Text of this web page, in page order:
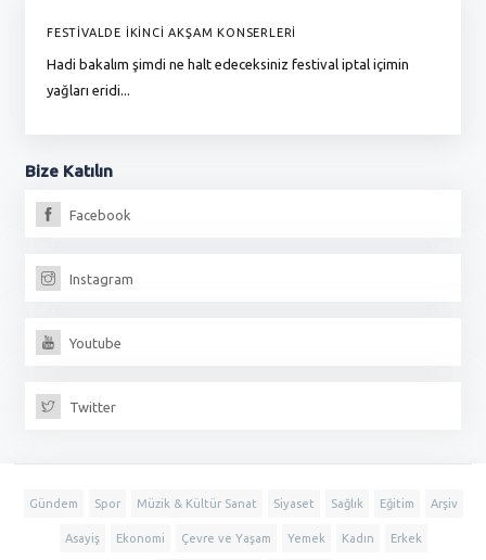
FESTİVALDE İKİNCİ AKŞAM KONSERLERİ
Hadi bakalım şimdi ne halt edeceksiniz festival iptal içimin
yağları eridi...
Bize Katılın
Facebook
Instagram
Youtube
Twitter
Gündem Spor Müzik & Kültür Sanat Siyaset Sağlık Eğitim Arşiv
Asayiş Ekonomi Çevre ve Yaşam Yemek Kadın Erkek